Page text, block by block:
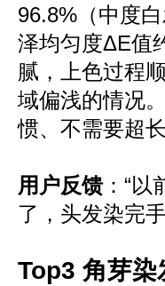
96.8%（中度
泽均匀度ΔE值
腻，上色过程
域偏浅的情况
惯、不需要超
用户反馈：“以
了，头发染完
Top3 角芽